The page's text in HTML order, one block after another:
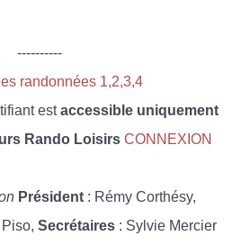
----------
randonnées 1,2,3,4
estaccessible uniquement
Rando Loisirs CONNEXION
Président : Rémy Corthésy,
Secrétaires : Sylvie Mercier